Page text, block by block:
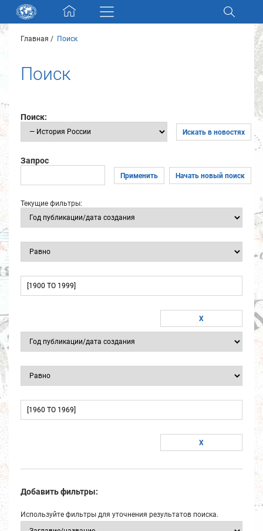
Skip navigation
Разделы и коллекции
Электронный каталог
Новости
Партнеры
Найти
Главная Поиск
Поиск
Поиск:
Искать в новостях
Запрос
Применить Начать новый поиск
Текущие фильтры:
Добавить фильтры:
Используйте фильтры для уточнения результатов поиска.